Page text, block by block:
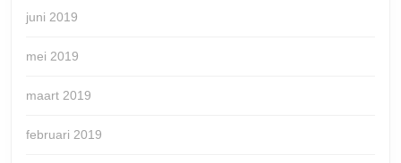
juni 2019
mei 2019
maart 2019
februari 2019